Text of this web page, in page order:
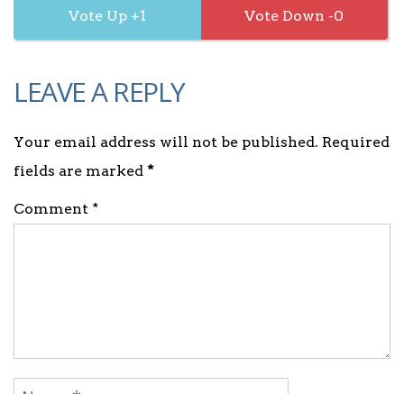
1 0
LEAVE A REPLY
Your email address will not be published. Required
fields are marked *
Comment *